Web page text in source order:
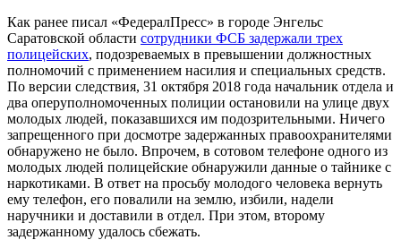
Как ранее писал «ФедералПресс» в городе Энгельс
Саратовской области сотрудники ФСБ задержали трех
полицейских, подозреваемых в превышении должностных
полномочий с применением насилия и специальных средств.
По версии следствия, 31 октября 2018 года начальник отдела и
два оперуполномоченных полиции остановили на улице двух
молодых людей, показавшихся им подозрительными. Ничего
запрещенного при досмотре задержанных правоохранителями
обнаружено не было. Впрочем, в сотовом телефоне одного из
молодых людей полицейские обнаружили данные о тайнике с
наркотиками. В ответ на просьбу молодого человека вернуть
ему телефон, его повалили на землю, избили, надели
наручники и доставили в отдел. При этом, второму
задержанному удалось сбежать.